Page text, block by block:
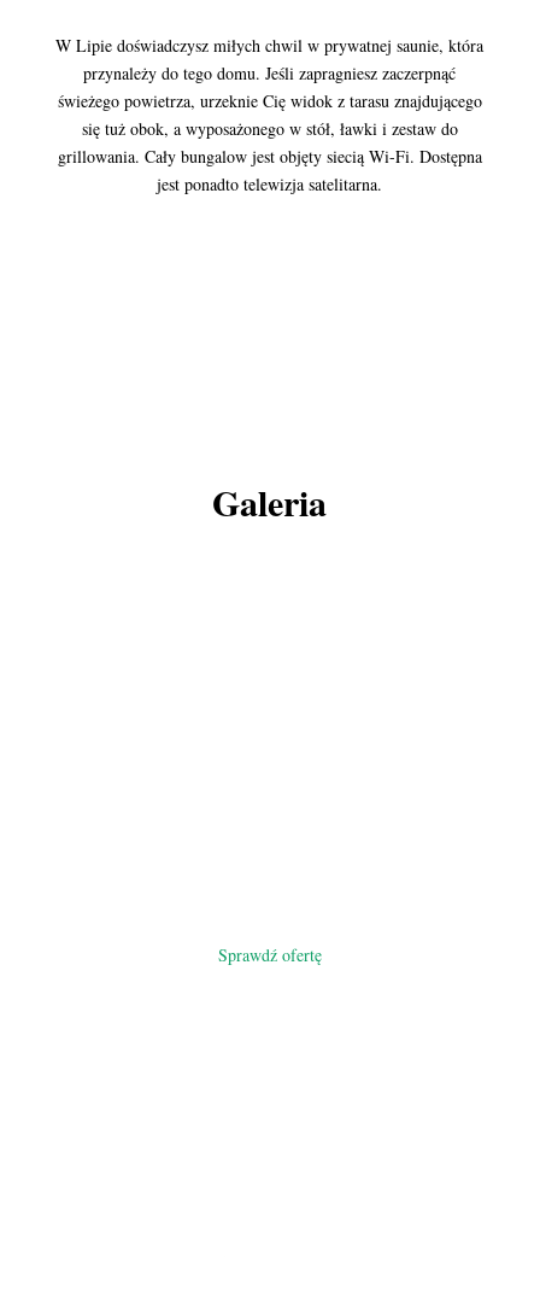
W Lipie doświadczysz miłych chwil w prywatnej saunie, która
przynależy do tego domu. Jeśli zapragniesz zaczerpnąć
świeżego powietrza, urzeknie Cię widok z tarasu znajdującego
się tuż obok, a wyposażonego w stół, ławki i zestaw do
grillowania. Cały bungalow jest objęty siecią Wi-Fi. Dostępna
jest ponadto telewizja satelitarna.
Galeria
Sprawdź ofertę